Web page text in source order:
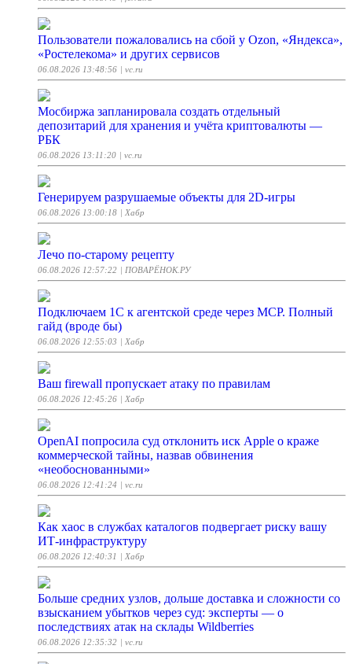
Пользователи пожаловались на сбой у Ozon, «Яндекса»,
«Ростелекома» и других сервисов
06.08.2026 13:48:56 | vc.ru
Мосбиржа запланировала создать отдельный
депозитарий для хранения и учёта криптовалюты —
РБК
06.08.2026 13:11:20 | vc.ru
Генерируем разрушаемые объекты для 2D-игры
06.08.2026 13:00:18 | Хабр
Лечо по-старому рецепту
06.08.2026 12:57:22 | ПОВАРЁНОК.РУ
Подключаем 1С к агентской среде через MCP. Полный
гайд (вроде бы)
06.08.2026 12:55:03 | Хабр
Ваш firewall пропускает атаку по правилам
06.08.2026 12:45:26 | Хабр
OpenAI попросила суд отклонить иск Apple о краже
коммерческой тайны, назвав обвинения
«необоснованными»
06.08.2026 12:41:24 | vc.ru
Как хаос в службах каталогов подвергает риску вашу
ИТ-инфраструктуру
06.08.2026 12:40:31 | Хабр
Больше средних узлов, дольше доставка и сложности со
взысканием убытков через суд: эксперты — о
последствиях атак на склады Wildberries
06.08.2026 12:35:32 | vc.ru